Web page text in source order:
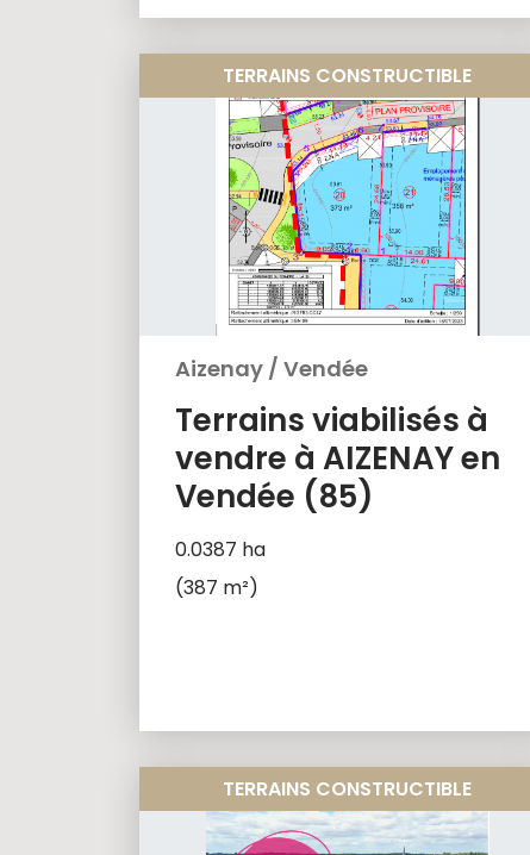
TERRAINS CONSTRUCTIBLE
Aizenay / Vendée
Terrains viabilisés à
vendre à AIZENAY en
Vendée (85)
0.0387 ha
(387 m²)
TERRAINS CONSTRUCTIBLE